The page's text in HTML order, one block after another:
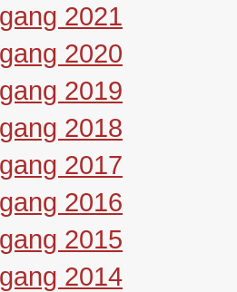
2021
2020
2019
2018
2017
2016
2015
2014